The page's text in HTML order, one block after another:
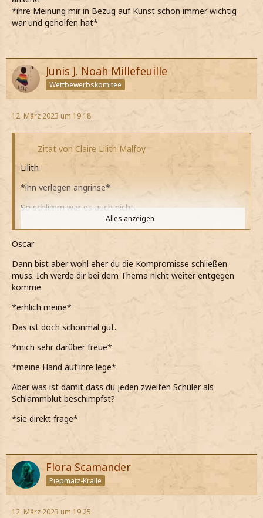
*ihre Meinung mir in Bezug auf Kunst schon immer wichtig
war und geholfen hat*
Junis J. Noah Millefeuille
Wettbewerbskomitee
12. März 2023 um 19:18
Zitat von Claire Lilith Malfoy
Lilith
*ihn verlegen angrinse*
So schlimm war es auch nicht.
*meine*
*meine Augen verdrehe*
Muss ich dich an deine Worte erinnern, dass man alles
schaffen kann, wenn man auchwill?
*ihn eindringlich frage und meine Hand auf seinen
Oberschenkel lege*
Ich weiß, dass das ungewöhnlich von mir klingt, aber ich
glaube, dass du recht hattest mit des was du sagtest.
*leise zu ihm meine*
Das mit meinen Eltern, dass ich meine eigenen
Entscheidungen selbst treffen soll und auch die anderen
Dinge, über die wir gesprochen haben.
*erkläre und ihn anlächel*
Alles anzeigen
Oscar
Dann bist aber wohl eher du die Kompromisse schließen
muss. Ich werde dir bei dem Thema nicht weiter entgegen
komme.
*erhlich meine*
Das ist doch schonmal gut.
*mich sehr darüber freue*
*meine Hand auf ihre lege*
Aber was ist damit dass du jeden zweiten Schüler als
Schlammblut beschimpfst?
*sie direkt frage*
Flora Scamander
Piepmatz-Kralle
12. März 2023 um 19:25